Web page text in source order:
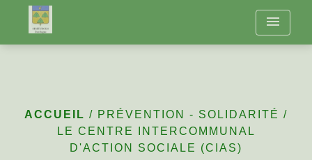
menu
ACCUEIL / PRÉVENTION - SOLIDARITÉ /
LE CENTRE INTERCOMMUNAL
D'ACTION SOCIALE (CIAS)